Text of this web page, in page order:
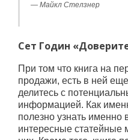
Майкл Стелзнер
Сет Годин
При том что книга на
продажи, есть в ней
делитесь с
информацией. Как
полезно узнать именно
интересные статейные